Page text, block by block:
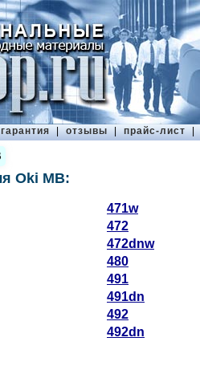
гарантия | отзывы | прайс-лист |
Oki MB:
471w
472
472dnw
480
491
491dn
492
492dn